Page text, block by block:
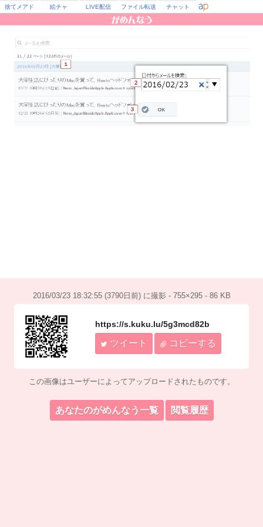
捨てメアド 絵チャ LIVE配信 ファイル転送 チャット
2016/03/23 18:32:55 (3790日前) に撮影 - 755×295 - 86 KB
https://s.kuku.lu/5g3mcd82b
ツイート コピーする
この画像はユーザーによってアップロードされたものです。
あなたのがめんなう一覧 閲覧履歴